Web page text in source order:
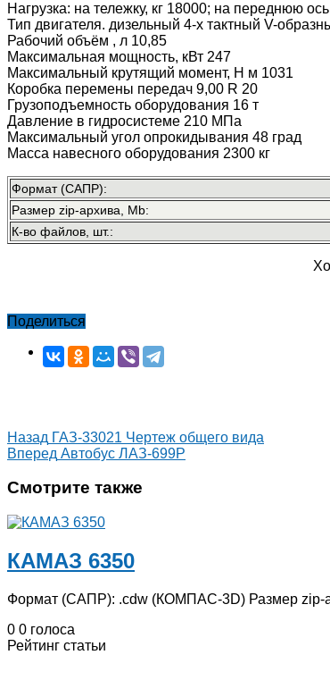
Нагрузка: на тележку, кг 18000; на переднюю
Тип двигателя. дизельный 4-х тактный V-
Рабочий объём , л 10,85
Максимальная мощность, кВт 247
Максимальный крутящий момент, Н м 1031
Коробка перемены передач 9,00 R 20
Грузоподъемность оборудования 16 т
Давление в гидросистеме 210 МПа
Максимальный угол опрокидывания 48 град
Масса навесного оборудования 2300 кг
Формат (САПР):
Размер zip-архива, Mb:
К-во файлов, шт.:
Поделиться
Назад ГАЗ-33021 Чертеж общего вида
Вперед Автобус ЛАЗ-699Р
Смотрите также
КАМАЗ 6350
Формат (САПР): .cdw (КОМПАС-3D) Размер zip-
0 0 голоса
Рейтинг статьи